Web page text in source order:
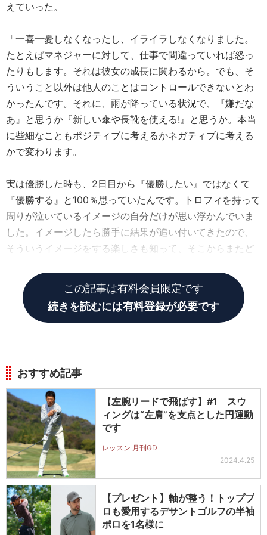
えていった。
「一喜一憂しなくなったし、イライラしなくなりました。
たとえばマネジャーに対して、仕事で間違っていれば怒っ
たりもします。それは彼女の成長に関わるから。でも、そ
ういうこと以外は他人のことはコントロールできないとわ
かったんです。それに、雨が降っている状況で、『嫌だな
あ』と思うか『新しい傘や長靴を使える!』と思うか。本当
に些細なこともポジティブに考えるかネガティブに考える
かで変わります。
実は優勝した時も、2日目から『優勝したい』ではなくて
『優勝する』と100％思っていたんです。トロフィを持って
周りが泣いているイメージの自分だけが思い浮かんでいま
した。イメージしたら勝手に結果が追い付いてきたので、
そういうイメージをする楽しさも知って、そこからまたど
この記事は有料会員限定です
続きを読むには有料登録が必要です
おすすめ記事
【左腕リードで飛ばす】#1 スウ
ィングは“左肩”を支点とした円運動
です
レッスン 月刊GD
2024.4.25
【プレゼント】軸が整う！トッププ
ロも愛用するデサントゴルフの半袖
ポロを1名様に